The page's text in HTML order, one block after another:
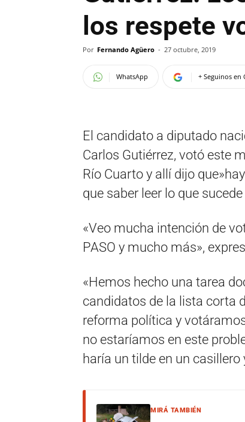
los respete
Por Fernando Agüero - 27 octubre, 2019
WhatsApp + Seguinos en
El candidato a diputado
Carlos Gutiérrez, votó este
Río Cuarto y allí dijo
que saber leer lo que
«Veo mucha intención de
PASO y mucho más»,
«Hemos hecho una tarea
candidatos de la lista corta
reforma política y
no estaríamos en este
haría un tilde en un casillero
MIRÁ TAMBIÉN